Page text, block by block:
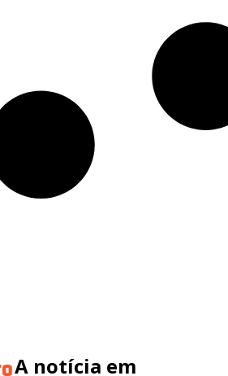
A notícia em